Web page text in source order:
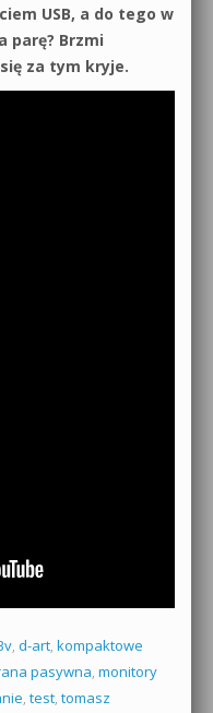
USB, a do tego w
parę? Brzmi
za tym kryje.
, d-art, kompaktowe
pasywna, monitory
, test, tomasz